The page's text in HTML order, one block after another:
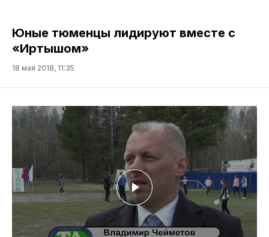
Юные тюменцы лидируют вместе с
«Иртышом»
18 мая 2018, 11:35